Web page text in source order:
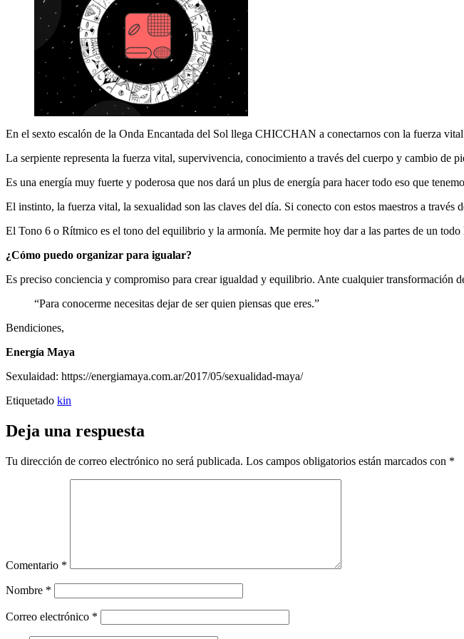
En el sexto escalón de la Onda Encantada del Sol llega CHICCHAN a conectarnos con la fuerza
La serpiente representa la fuerza vital, supervivencia, conocimiento a través del cuerpo y cambio de
Es una energía muy fuerte y poderosa que nos dará un plus de energía para hacer todo eso que
El instinto, la fuerza vital, la sexualidad son las claves del día. Si conecto con estos maestros a través
El Tono 6 o Rítmico es el tono del equilibrio y la armonía. Me permite hoy dar a las partes de un todo
¿Cómo puedo organizar para igualar?
Es preciso conciencia y compromiso para crear igualdad y equilibrio. Ante cualquier transformación
“Para conocerme necesitas dejar de ser quien piensas que eres.”
Bendiciones,
Energía Maya
Sexulaidad: https://energiamaya.com.ar/2017/05/sexualidad-maya/
Etiquetado kin
Deja una respuesta
Tu dirección de correo electrónico no será publicada. Los campos obligatorios están marcados con *
Comentario *
Nombre *
Correo electrónico *